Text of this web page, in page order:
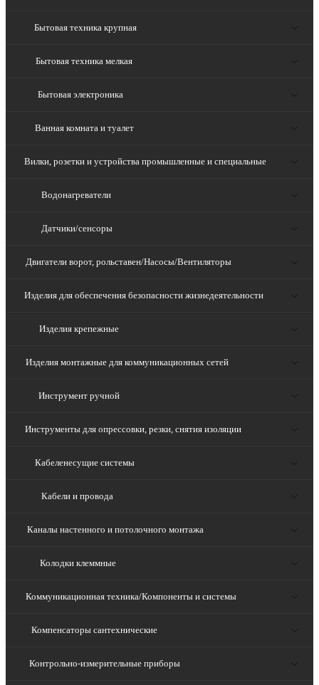
Бытовая техника крупная
Бытовая техника мелкая
Бытовая электроника
Ванная комната и туалет
Вилки, розетки и устройства промышленные и специальные
Водонагреватели
Датчики/сенсоры
Двигатели ворот, рольставен/Насосы/Вентиляторы
Изделия для обеспечения безопасности жизнедеятельности
Изделия крепежные
Изделия монтажные для коммуникационных сетей
Инструмент ручной
Инструменты для опрессовки, резки, снятия изоляции
Кабеленесущие системы
Кабели и провода
Каналы настенного и потолочного монтажа
Колодки клеммные
Коммуникационная техника/Компоненты и системы
Компенсаторы сантехнические
Контрольно-измерительные приборы